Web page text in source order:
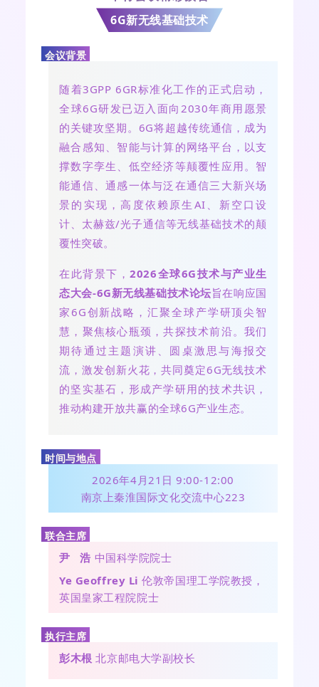
6G新无线基础技术
会议背景
随着3GPP 6GR标准化工作的正式启动，
全球6G研发已迈入面向2030年商用愿景
的关键攻坚期。6G将超越传统通信，成为
融合感知、智能与计算的网络平台，以支
撑数字孪生、低空经济等颠覆性应用。智
能通信、通感一体与泛在通信三大新兴场
景的实现，高度依赖原生AI、新空口设
计、太赫兹/光子通信等无线基础技术的颠
覆性突破。
在此背景下，2026全球6G技术与产业生
态大会-6G新无线基础技术论坛旨在响应国
家6G创新战略，汇聚全球产学研顶尖智
慧，聚焦核心瓶颈，共探技术前沿。我们
期待通过主题演讲、圆桌激思与海报交
流，激发创新火花，共同奠定6G无线技术
的坚实基石，形成产学研用的技术共识，
推动构建开放共赢的全球6G产业生态。
时间与地点
2026年4月21日 9:00-12:00
南京上秦淮国际文化交流中心223
联合主席
尹 浩 中国科学院院士
Ye Geoffrey Li伦敦帝国理工学院教授，
英国皇家工程院院士
执行主席
彭木根北京邮电大学副校长